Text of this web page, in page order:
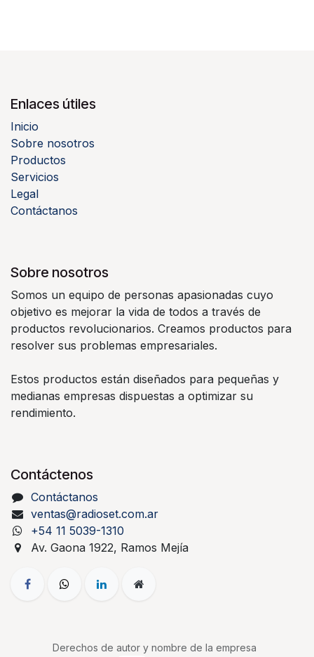
Enlaces útiles
Inicio
Sobre nosotros
Productos
Servicios
Legal
Contáctanos
Sobre nosotros
Somos un equipo de personas apasionadas cuyo
objetivo es mejorar la vida de todos a través de
productos revolucionarios. Creamos productos para
resolver sus problemas empresariales.
Estos productos están diseñados para pequeñas y
medianas empresas dispuestas a optimizar su
rendimiento.
Contáctenos
Contáctanos
ventas@radioset.com.ar
+54 11 5039-1310
Av. Gaona 1922, Ramos Mejía
Derechos de autor y nombre de la empresa